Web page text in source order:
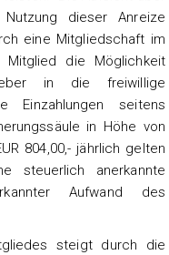
dieser Anreize
eine Mitgliedschaft im
die Möglichkeit
in die freiwillige
Einzahlungen seitens
in Höhe von
804,00,- jährlich gelten
steuerlich anerkannte
Aufwand des
steigt durch die